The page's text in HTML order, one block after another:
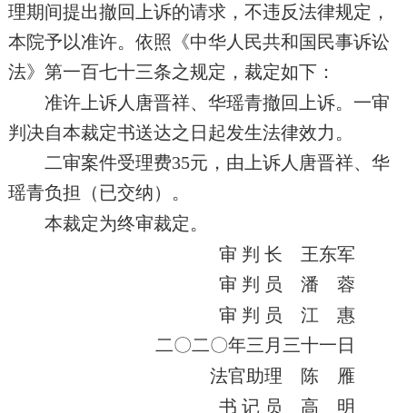
理期间提出撤回上诉的请求，不违反法律规定，
本院予以准许。依照《中华人民共和国民事诉讼
法》第一百七十三条之规定，裁定如下：
准许上诉人唐晋祥、华瑶青撤回上诉。一审
判决自本裁定书送达之日起发生法律效力。
二审案件受理费35元，由上诉人唐晋祥、华
瑶青负担（已交纳）。
本裁定为终审裁定。
审 判 长 王东军
审 判 员 潘 蓉
审 判 员 江 惠
二〇二〇年三月三十一日
法官助理 陈 雁
书 记 员 高 明